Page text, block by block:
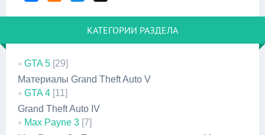
КАТЕГОРИИ РАЗДЕЛА
GTA 5 [29]
Материалы Grand Theft Auto V
GTA 4 [11]
Grand Theft Auto IV
Max Payne 3 [7]